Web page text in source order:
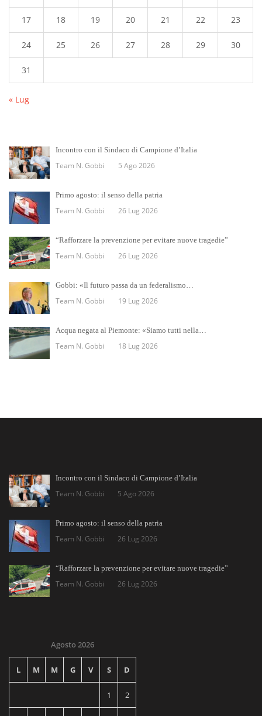
17 18 19 20 21 22 23
24 25 26 27 28 29 30
31
« Lug
Incontro con il Sindaco di Campione d’Italia
Team N. Gobbi 5 Ago 2026
Primo agosto: il senso della patria
Team N. Gobbi 26 Lug 2026
“Rafforzare la prevenzione per evitare nuove tragedie”
Team N. Gobbi 26 Lug 2026
Gobbi: «Il futuro passa da un federalismo…
Team N. Gobbi 19 Lug 2026
Acqua negata al Piemonte: «Siamo tutti nella…
Team N. Gobbi 18 Lug 2026
Incontro con il Sindaco di Campione d’Italia
Team N. Gobbi 5 Ago 2026
Primo agosto: il senso della patria
Team N. Gobbi 26 Lug 2026
“Rafforzare la prevenzione per evitare nuove tragedie”
Team N. Gobbi 26 Lug 2026
Agosto 2026
L M M G V S D
1 2